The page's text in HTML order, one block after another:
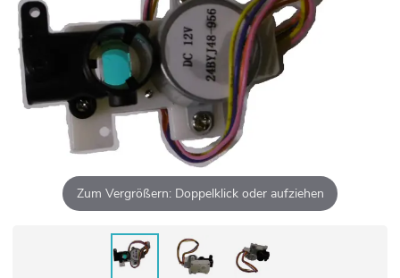
Zum Vergrößern: Doppelklick oder aufziehen